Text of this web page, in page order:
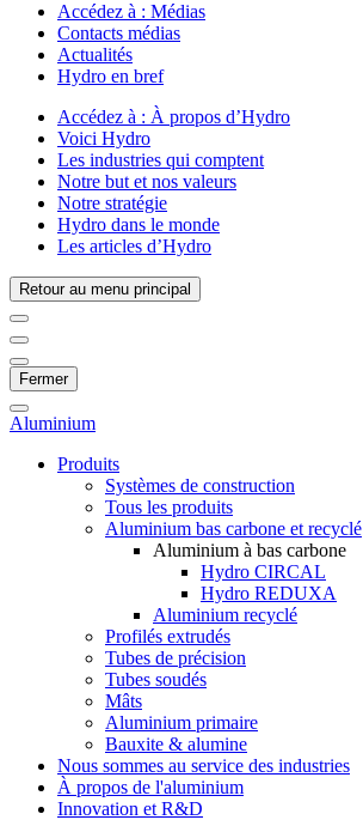
Accédez à : Médias
Contacts médias
Actualités
Hydro en bref
Accédez à : À propos d’Hydro
Voici Hydro
Les industries qui comptent
Notre but et nos valeurs
Notre stratégie
Hydro dans le monde
Les articles d’Hydro
Retour au menu principal
Fermer
Aluminium
Produits
Systèmes de construction
Tous les produits
Aluminium bas carbone et recyclé
Aluminium à bas carbone
Hydro CIRCAL
Hydro REDUXA
Aluminium recyclé
Profilés extrudés
Tubes de précision
Tubes soudés
Mâts
Aluminium primaire
Bauxite & alumine
Nous sommes au service des industries
À propos de l'aluminium
Innovation et R&D